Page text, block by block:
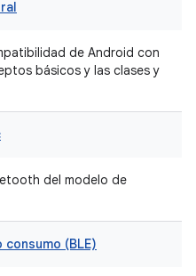
de Android con
básicos y las clases y
del modelo de
(BLE)